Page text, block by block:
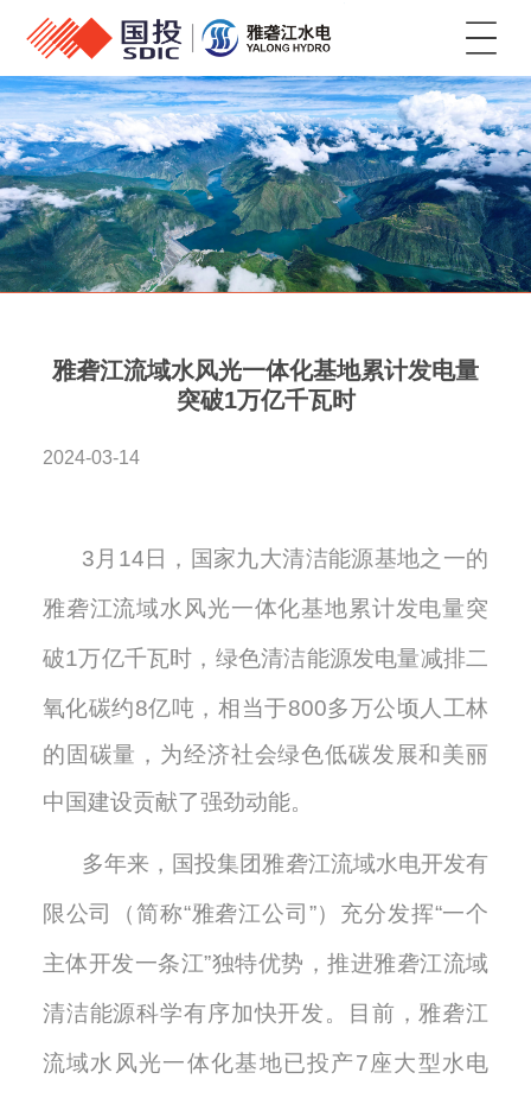
菜单
雅砻江流域水风光一体化基地累计发电量
突破1万亿千瓦时
2024-03-14
3月 14日， 国家九大清洁能源基地之一的
雅砻江流域水风光一体化基地累计发电量突
破1万亿千瓦时，绿色清洁能源发电量减排二
氧化碳约8亿吨， 相当于800多万公顷人工林
的固碳量，为经济社会绿色低碳发展和美丽
中国建设贡献了强劲动能。
多年来，国投集团雅砻江流域水电开发有
限公司（简称“雅砻江公司”） 充分发挥“一个
主体开发一条江”独特优势 ，推进雅砻江流域
清洁能源科学有序加快开发。目前，雅砻江
流域水风光一体化基地已投产7座大型水电